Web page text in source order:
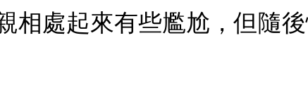
相處起來有些尷尬，但隨